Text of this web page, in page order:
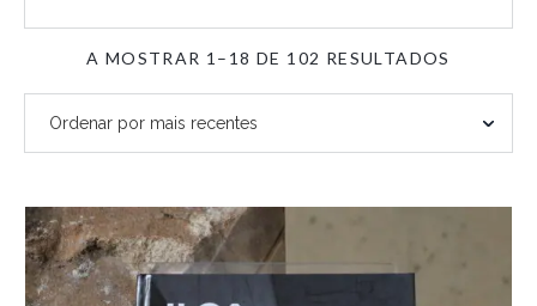
A MOSTRAR 1–18 DE 102 RESULTADOS
MAIS